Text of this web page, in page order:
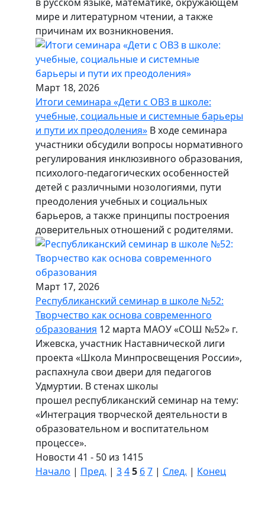
мире и литературном чтении, а также
причинам их возникновения.
Март 18, 2026
Итоги семинара «Дети с ОВЗ в школе:
учебные, социальные и системные барьеры
и пути их преодоления» В ходе семинара
участники обсудили вопросы нормативного
регулирования инклюзивного образования,
психолого-педагогических особенностей
детей с различными нозологиями, пути
преодоления учебных и социальных
барьеров, а также принципы построения
доверительных отношений с родителями.
Март 17, 2026
Республиканский семинар в школе №52:
Творчество как основа современного
образования 12 марта МАОУ «СОШ №52» г.
Ижевска, участник Наставнической лиги
проекта «Школа Минпросвещения России»,
распахнула свои двери для педагогов
Удмуртии. В стенах школы
прошел республиканский семинар на тему:
«Интеграция творческой деятельности в
образовательном и воспитательном
процессе».
Новости 41 - 50 из 1415
Начало | Пред. | 345 67 | След. | Конец